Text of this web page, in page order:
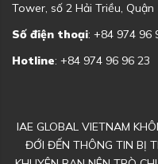
Tower, số 2 Hải Triều, Quận
Số điện thoại: +84 974 96
Hotline: +84 974 96 96 23
IAE GLOBAL VIETNAM
ĐỚI ĐẾN THÔNG TIN BỊ